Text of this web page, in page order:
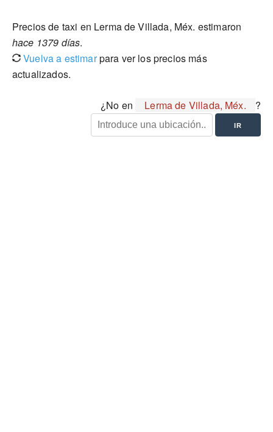
Precios de taxi en Lerma de Villada, Méx. estimaron
hace 1379 días.
Vuelva a estimarpara ver los precios más
actualizados.
¿No en Lerma de Villada, Méx. ?